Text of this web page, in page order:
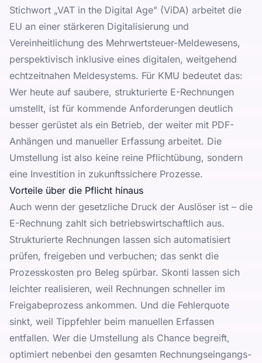
Stichwort „VAT in the Digital Age" (ViDA) arbeitet die
EU an einer stärkeren Digitalisierung und
Vereinheitlichung des Mehrwertsteuer-Meldewesens,
perspektivisch inklusive eines digitalen, weitgehend
echtzeitnahen Meldesystems. Für KMU bedeutet das:
Wer heute auf saubere, strukturierte E-Rechnungen
umstellt, ist für kommende Anforderungen deutlich
besser gerüstet als ein Betrieb, der weiter mit PDF-
Anhängen und manueller Erfassung arbeitet. Die
Umstellung ist also keine reine Pflichtübung, sondern
eine Investition in zukunftssichere Prozesse.
Vorteile über die Pflicht hinaus
Auch wenn der gesetzliche Druck der Auslöser ist – die
E-Rechnung zahlt sich betriebswirtschaftlich aus.
Strukturierte Rechnungen lassen sich automatisiert
prüfen, freigeben und verbuchen; das senkt die
Prozesskosten pro Beleg spürbar. Skonti lassen sich
leichter realisieren, weil Rechnungen schneller im
Freigabeprozess ankommen. Und die Fehlerquote
sinkt, weil Tippfehler beim manuellen Erfassen
entfallen. Wer die Umstellung als Chance begreift,
optimiert nebenbei den gesamten Rechnungseingangs-